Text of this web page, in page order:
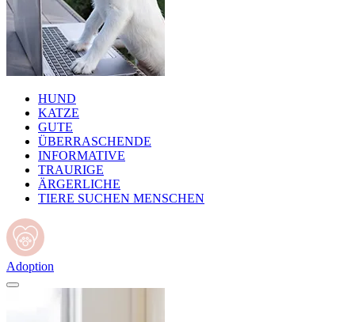
HUND
KATZE
GUTE
ÜBERRASCHENDE
INFORMATIVE
TRAURIGE
ÄRGERLICHE
TIERE SUCHEN MENSCHEN
Adoption